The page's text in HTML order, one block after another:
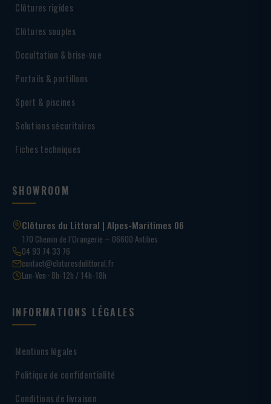
Clôtures rigides
Clôtures souples
Occultation & brise-vue
Portails & portillons
Sport & piscines
Solutions sécuritaires
Fiches techniques
SHOWROOM
Clôtures du Littoral | Alpes-Maritimes 06
170 Chemin de l’Orangerie – 06600 Antibes
04 93 74 33 76
contact@cloturesdulittoral.fr
Lun-Ven · 8h-12h / 14h-18h
INFORMATIONS LÉGALES
Mentions légales
Politique de confidentialité
Conditions de livraison